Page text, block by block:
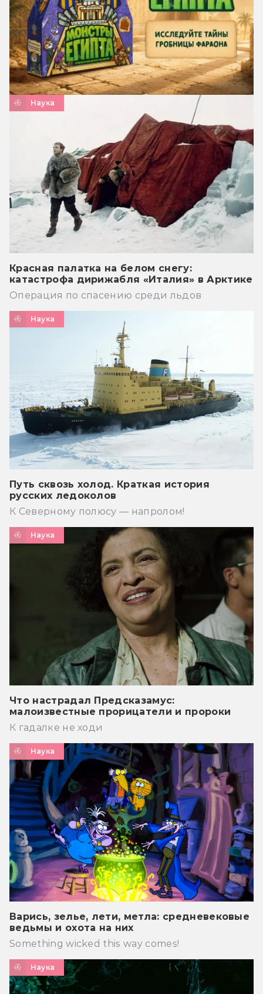
Наука
Красная палатка на белом снегу:
катастрофа дирижабля «Италия» в Арктике
Операция по спасению среди льдов
Наука
Путь сквозь холод. Краткая история
русских ледоколов
К Северному полюсу — напролом!
Наука
Что настрадал Предсказамус:
малоизвестные прорицатели и пророки
К гадалке не ходи
Наука
Варись, зелье, лети, метла: средневековые
ведьмы и охота на них
Something wicked this way comes!
Наука